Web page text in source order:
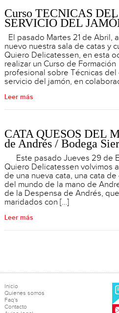
Curso TÉCNICAS
SERVICIO DEL
El pasado Martes 21 de Abril,
nuevo nuestra sala de catas y
Quiero Delicatessen, en esta
realizar un Curso de Formación
profesional sobre Técnicas del
servicio del jamón, en
Leer más
CATA QUESOS DEL
de Andrés / Bodega
Este pasado Jueves 29 de
Quiero Delicatessen volvimos
de una nueva cata, una cata
del mundo de la mano de
de la Despensa de Andrés,
maridados con […]
Leer más
Inicio
Quienes somos
Faq's
Contacto